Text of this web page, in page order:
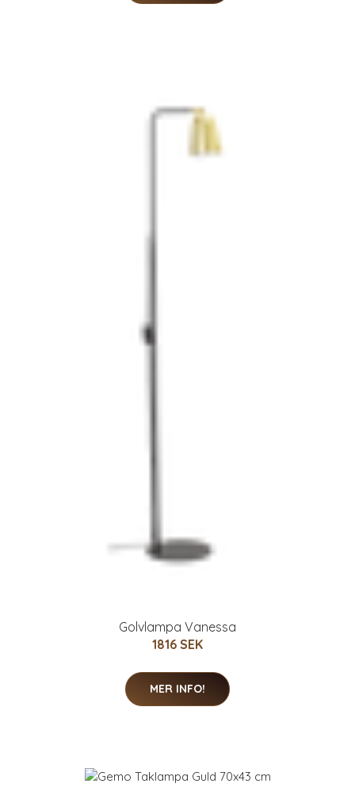
Golvlampa Vanessa
1816 SEK
MER INFO!